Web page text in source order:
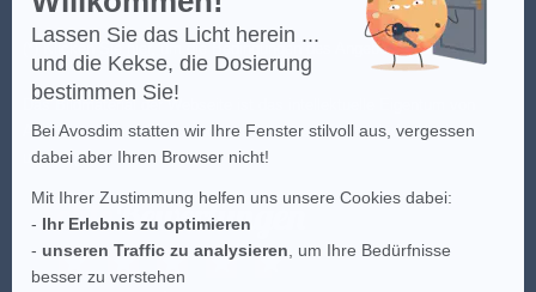
Lassen Sie das Licht herein ...
und die Kekse, die Dosierung
bestimmen Sie!
Bei Avosdim statten wir Ihre Fenster stilvoll aus, vergessen
dabei aber Ihren Browser nicht!
Mit Ihrer Zustimmung helfen uns unsere Cookies dabei:
- Ihr Erlebnis zu optimieren
- unseren Traffic zu analysieren , um Ihre Bedürfnisse
besser zu verstehen
(*) Klicken Sie hier, um die Bedingungen des Angebots einzusehen.
Das Bildmaterial der Webseite ist das intellektuelle Eigentum von
AvosDim, jeder teilweise oder vollkommene Versuch der Kopie ist
untersagt.